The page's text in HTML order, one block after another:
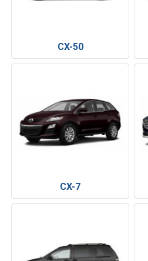
CX-50
CX-7